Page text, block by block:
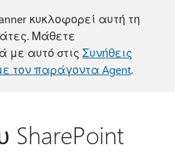
κυκλοφορεί αυτή τη
Μάθετε
με αυτό στις Συνήθεις
τον παράγοντα Agent.
SharePoint